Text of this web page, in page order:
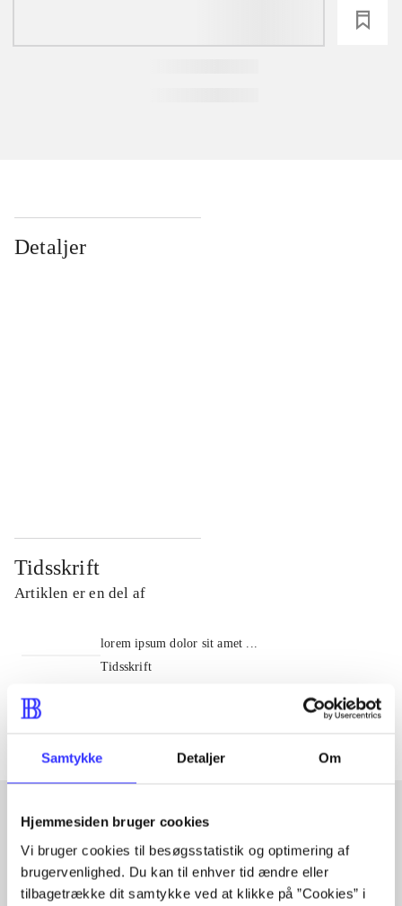
Samtykke Detaljer Om
Hjemmesiden bruger cookies
Vi bruger cookies til besøgsstatistik og optimering af
brugervenlighed. Du kan til enhver tid ændre eller
tilbagetrække dit samtykke ved at klikke på ”Cookies” i
Detaljer
Tidsskrift
Artiklen er en del af
lorem ipsum dolor sit amet ...
Tidsskrift
Artiklerne i
Artikler med samme emner
Fra